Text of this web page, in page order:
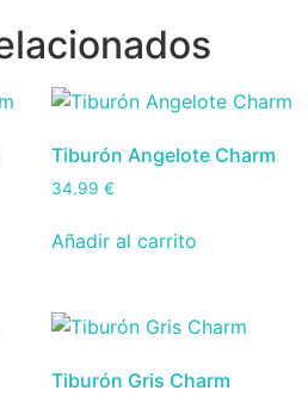
Tiburón Angelote Charm
34.99 €
Añadir al carrito
Tiburón Gris Charm